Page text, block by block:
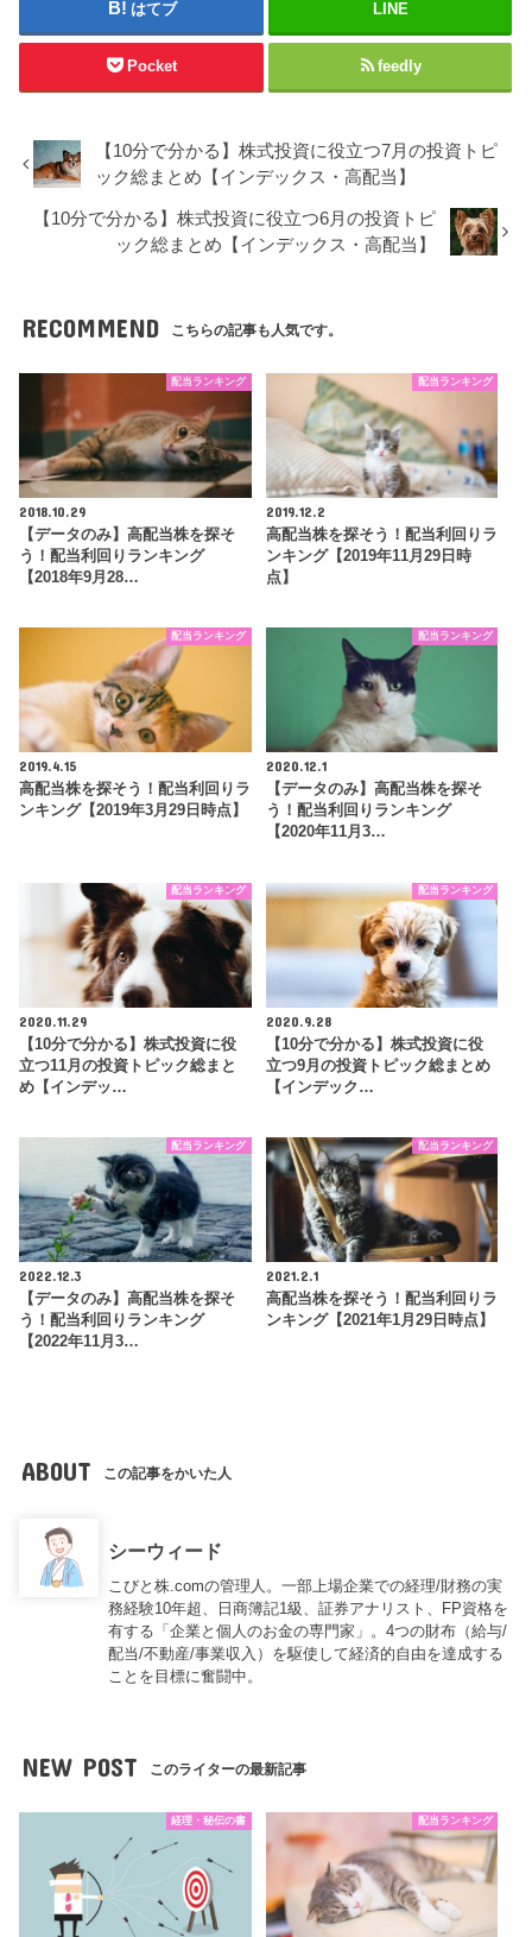
はてブ LINE
Pocket feedly
【10分で分かる】株式投資に役立つ7月の投資トピ
ック総まとめ【インデックス・高配当】
【10分で分かる】株式投資に役立つ6月の投資トピ
ック総まとめ【インデックス・高配当】
RECOMMEND こちらの記事も人気です。
配当ランキング
2018.10.29
【データのみ】高配当株を探そ
う！配当利回りランキング
【2018年9月28…
配当ランキング
2019.12.2
高配当株を探そう！配当利回りラ
ンキング【2019年11月29日時
点】
配当ランキング
2019.4.15
高配当株を探そう！配当利回りラ
ンキング【2019年3月29日時点】
配当ランキング
2020.12.1
【データのみ】高配当株を探そ
う！配当利回りランキング
【2020年11月3…
配当ランキング
2020.11.29
【10分で分かる】株式投資に役
立つ11月の投資トピック総まと
め【インデッ…
配当ランキング
2020.9.28
【10分で分かる】株式投資に役
立つ9月の投資トピック総まとめ
【インデック…
配当ランキング
2022.12.3
【データのみ】高配当株を探そ
う！配当利回りランキング
【2022年11月3…
配当ランキング
2021.2.1
高配当株を探そう！配当利回りラ
ンキング【2021年1月29日時点】
ABOUT この記事をかいた人
シーウィード
こびと株.comの管理人。一部上場企業での経理/財務の実
務経験10年超、日商簿記1級、証券アナリスト、FP資格を
有する「企業と個人のお金の専門家」。4つの財布（給与/
配当/不動産/事業収入）を駆使して経済的自由を達成する
ことを目標に奮闘中。
NEW POST このライターの最新記事
経理・秘伝の書 配当ランキング